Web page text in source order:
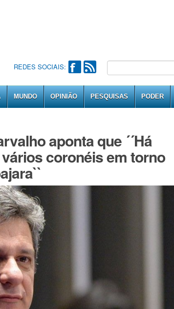
REDES SOCIAIS:
MUNDO OPINIÃO PESQUISAS PODER
aponta que ´´Há
coronéis em torno